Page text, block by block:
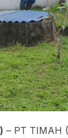
– PT TIMAH